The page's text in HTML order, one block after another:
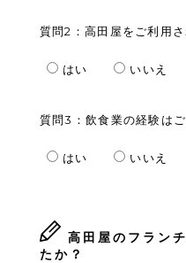
質問2：高田屋をご利用
はい いいえ
質問3：飲食業の経験は
はい いいえ
高田屋のフラン
たか？